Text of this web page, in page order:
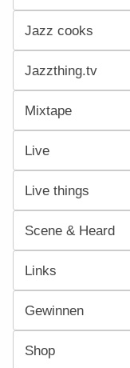
Jazz cooks
Jazzthing.tv
Mixtape
Live
Live things
Scene & Heard
Links
Gewinnen
Shop